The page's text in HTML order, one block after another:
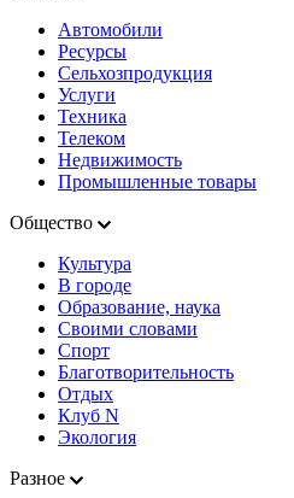
Автомобили
Ресурсы
Сельхозпродукция
Услуги
Техника
Телеком
Недвижимость
Промышленные товары
Общество
Культура
В городе
Образование, наука
Своими словами
Спорт
Благотворительность
Отдых
Клуб N
Экология
Разное